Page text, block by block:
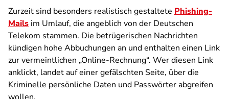
Zurzeit sind besonders realistisch gestaltete Phishing-
Mails im Umlauf, die angeblich von der Deutschen
Telekom stammen. Die betrügerischen Nachrichten
kündigen hohe Abbuchungen an und enthalten einen Link
zur vermeintlichen „Online-Rechnung“. Wer diesen Link
anklickt, landet auf einer gefälschten Seite, über die
Kriminelle persönliche Daten und Passwörter abgreifen